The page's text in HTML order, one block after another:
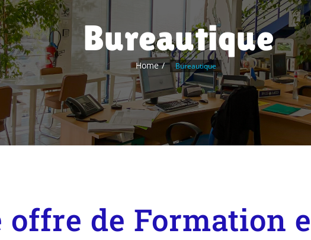
Bureautique
Home Bureautique
offre de Formation